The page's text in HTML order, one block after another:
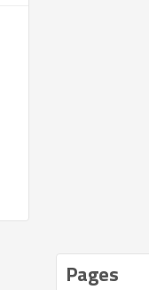
Pages